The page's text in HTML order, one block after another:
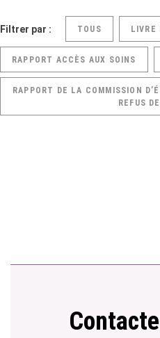
Filtrer par : TOUS LIVRE
RAPPORT ACCÈS AUX SOINS
RAPPORT DE LA COMMISSION
REFUS